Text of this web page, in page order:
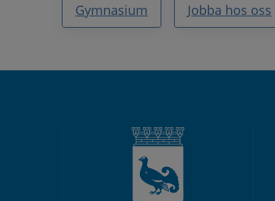
Gymnasium Jobba hos oss